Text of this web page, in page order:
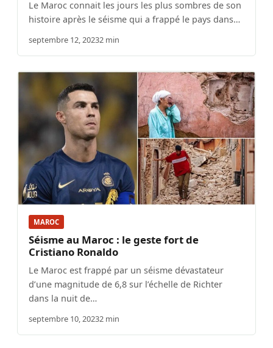
Le Maroc connait les jours les plus sombres de son
histoire après le séisme qui a frappé le pays dans…
septembre 12, 20232 min
MAROC
Séisme au Maroc : le geste fort de
Cristiano Ronaldo
Le Maroc est frappé par un séisme dévastateur
d’une magnitude de 6,8 sur l’échelle de Richter
dans la nuit de…
septembre 10, 20232 min